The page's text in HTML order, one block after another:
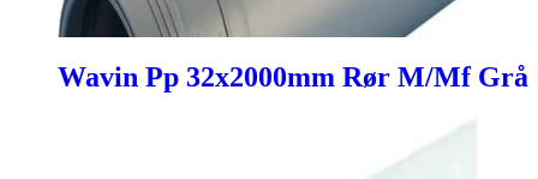
Wavin Pp 32x2000mm Rør M/Mf Grå